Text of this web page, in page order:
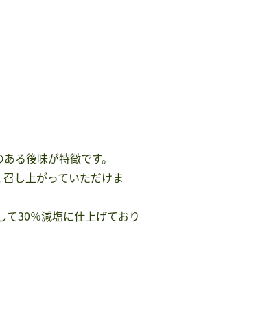
る後味が特徴です。
し上がっていただけま
30％減塩に仕上げており